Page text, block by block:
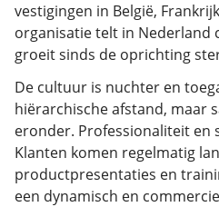
vestigingen in België,
organisatie telt in Nederland
groeit sinds de oprichting
De cultuur is nuchter en
hiërarchische afstand, maar
eronder. Professionaliteit en
Klanten komen regelmatig
productpresentaties en
een dynamisch en